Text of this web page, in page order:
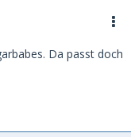
Da passt doch